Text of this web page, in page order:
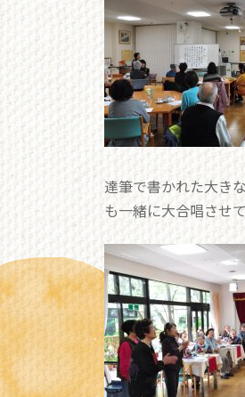
達筆で書かれた大き
も一緒に大合唱させ